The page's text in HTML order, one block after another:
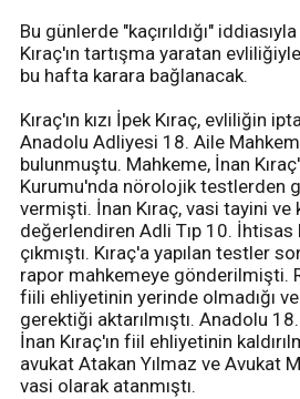
Bu günlerde "kaçırıldığı"
Kıraç'ın tartışma yaratan
bu hafta karara bağlanacak.
Kıraç'ın kızı İpek Kıraç, evliliğin
Anadolu Adliyesi 18. Aile
bulunmuştu. Mahkeme, İnan
Kurumu'nda nörolojik testlerden
vermişti. İnan Kıraç, vasi tayini ve
değerlendiren Adli Tıp 10. İhtisas
çıkmıştı. Kıraç'a yapılan testler
rapor mahkemeye gönderilmişti.
fiili ehliyetinin yerinde olmadığı
gerektiği aktarılmıştı. Anadolu
İnan Kıraç'ın fiil ehliyetinin
avukat Atakan Yılmaz ve Avukat
vasi olarak atanmıştı.